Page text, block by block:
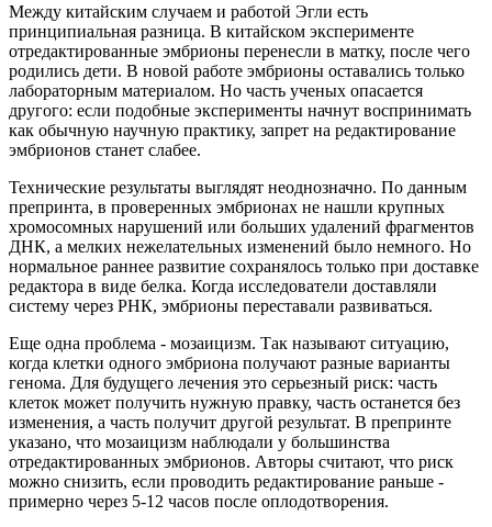
Между китайским случаем и работой Эгли есть
принципиальная разница. В китайском эксперименте
отредактированные эмбрионы перенесли в матку, после чего
родились дети. В новой работе эмбрионы оставались только
лабораторным материалом. Но часть ученых опасается
другого: если подобные эксперименты начнут воспринимать
как обычную научную практику, запрет на редактирование
эмбрионов станет слабее.
Технические результаты выглядят неоднозначно. По данным
препринта, в проверенных эмбрионах не нашли крупных
хромосомных нарушений или больших удалений фрагментов
ДНК, а мелких нежелательных изменений было немного. Но
нормальное раннее развитие сохранялось только при доставке
редактора в виде белка. Когда исследователи доставляли
систему через РНК, эмбрионы переставали развиваться.
Еще одна проблема - мозаицизм. Так называют ситуацию,
когда клетки одного эмбриона получают разные варианты
генома. Для будущего лечения это серьезный риск: часть
клеток может получить нужную правку, часть останется без
изменения, а часть получит другой результат. В препринте
указано, что мозаицизм наблюдали у большинства
отредактированных эмбрионов. Авторы считают, что риск
можно снизить, если проводить редактирование раньше -
примерно через 5-12 часов после оплодотворения.